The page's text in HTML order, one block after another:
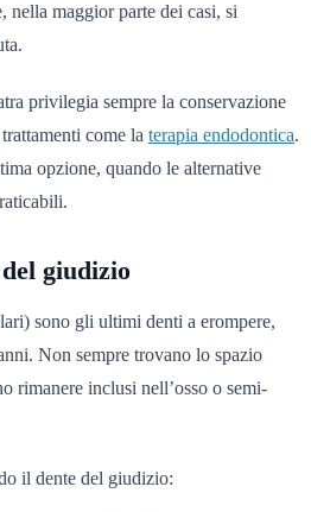
nella maggior parte dei casi, si
privilegia sempre la conservazione
come la terapia endodontica.
opzione, quando le alternative
giudizio
sono gli ultimi denti a erompere,
Non sempre trovano lo spazio
rimanere inclusi nell’osso o semi-
il dente del giudizio: